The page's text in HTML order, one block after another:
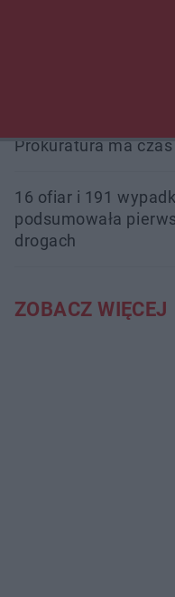
Prokuratura ma
16 ofiar i 191
podsumowała
drogach
ZOBACZ WIĘCEJ